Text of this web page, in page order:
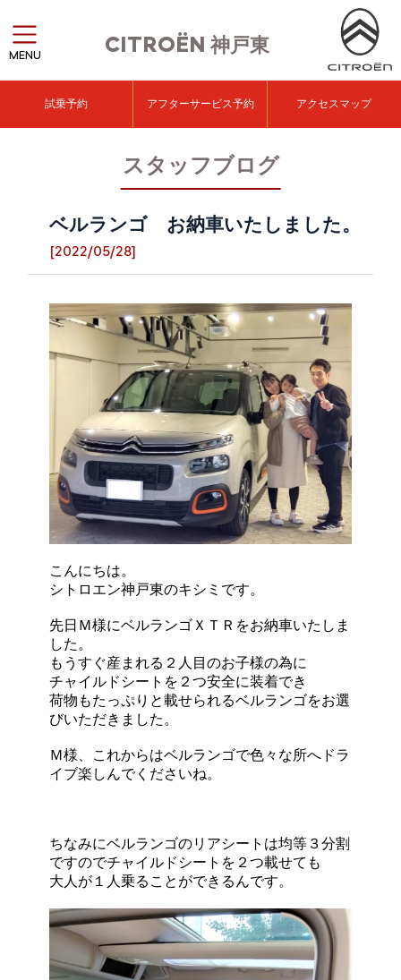
CITROËN神戸東
MENU
試乗予約 アフターサービス予約 アクセスマップ
スタッフブログ
ベルランゴ お納車いたしました。
[2022/05/28]
こんにちは。
シトロエン神戸東のキシミです。
先日Ｍ様にベルランゴＸＴＲをお納車いたしま
した。
もうすぐ産まれる２人目のお子様の為に
チャイルドシートを２つ安全に装着でき
荷物もたっぷりと載せられるベルランゴをお選
びいただきました。
Ｍ様、これからはベルランゴで色々な所へドラ
イブ楽しんでくださいね。
ちなみにベルランゴのリアシートは均等３分割
ですのでチャイルドシートを２つ載せても
大人が１人乗ることができるんです。